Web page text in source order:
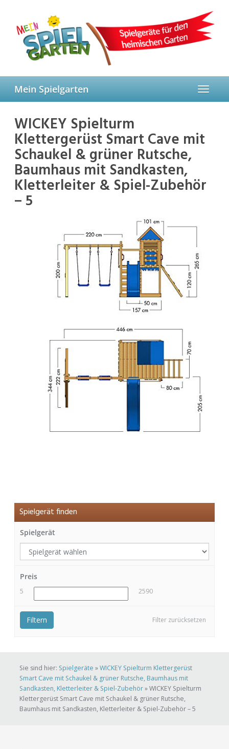
content
Toggle
Mein Spielgarten
WICKEY Spielturm
Klettergerüst Smart Cave mit
Schaukel & grüner Rutsche,
Baumhaus mit Sandkasten,
Kletterleiter & Spiel-Zubehör
– 5
Spielgerät finden
Spielgerät
Preis
5 2590
Filter zurücksetzen
Filtern
Sie sind hier: Spielgeräte »WICKEY Spielturm Klettergerüst
Smart Cave mit Schaukel & grüner Rutsche, Baumhaus mit
Sandkasten, Kletterleiter & Spiel-Zubehör»WICKEY Spielturm
Klettergerüst Smart Cave mit Schaukel & grüner Rutsche,
Baumhaus mit Sandkasten, Kletterleiter & Spiel-Zubehör – 5